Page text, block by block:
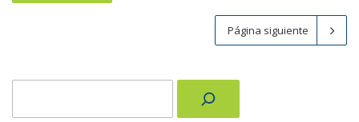
Página siguiente